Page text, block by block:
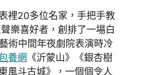
裡20多位名家，手把手教
樂喜好者，創排了一場白
術中間年夜劇院表演時冷
養網 《沂蒙山》《銀杏樹
風斗古城》，一個個令人